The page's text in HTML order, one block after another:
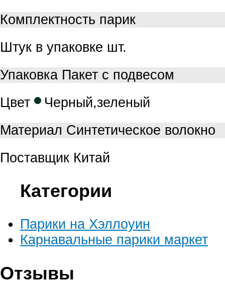
Комплектность парик
Штук в упаковке шт.
Упаковка Пакет с подвесом
Цвет
Черный,зеленый
Материал Синтетическое волокно
Поставщик Китай
Категории
Парики на Хэллоуин
Карнавальные парики маркет
Отзывы